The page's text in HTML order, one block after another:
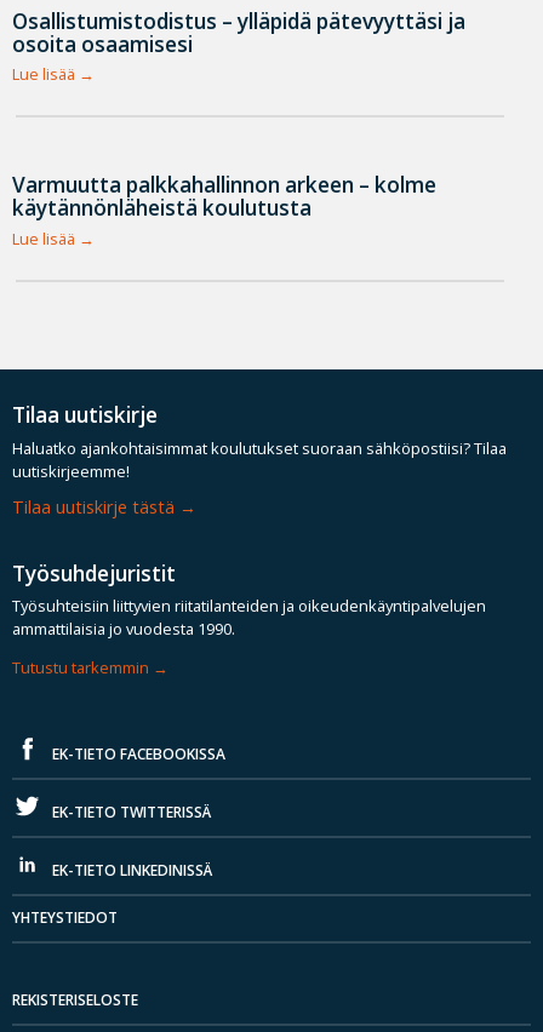
Osallistumistodistus – ylläpidä pätevyyttäsi ja
osoita osaamisesi
Lue lisää
Varmuutta palkkahallinnon arkeen – kolme
käytännönläheistä koulutusta
Lue lisää
Tilaa uutiskirje
Haluatko ajankohtaisimmat koulutukset suoraan sähköpostiisi? Tilaa
uutiskirjeemme!
Tilaa uutiskirje tästä
Työsuhdejuristit
Työsuhteisiin liittyvien riitatilanteiden ja oikeudenkäyntipalvelujen
ammattilaisia jo vuodesta 1990.
Tutustu tarkemmin
EK-TIETO FACEBOOKISSA
EK-TIETO TWITTERISSÄ
EK-TIETO LINKEDINISSÄ
YHTEYSTIEDOT
REKISTERISELOSTE